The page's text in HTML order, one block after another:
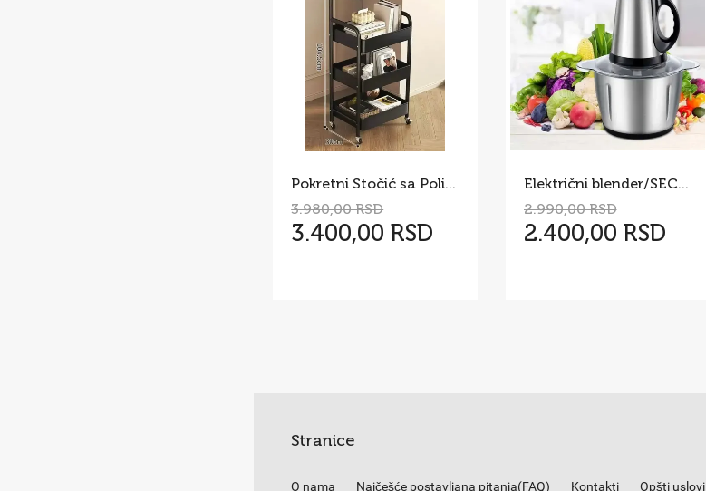
Pokretni Stočić sa Policama i Drvenom Pločom – Višenamenska
3.980,00 RSD
3.400,00 RSD
Električni blender/SECKO 5 l
2.990,00 RSD
2.400,00 RSD
Stranice
O nama Najčešće postavljana pitanja(FAQ) Kontakti Opšti uslovi